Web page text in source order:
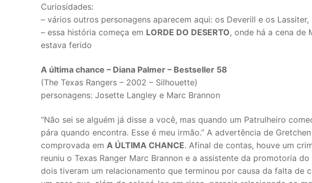
Curiosidades:
– vários outros personagens aparecem aqui: os Deverill e os Lassiter,
– essa história começa em LORDE DO DESERTO, onde há a cena de
estava ferido
A última chance – Diana Palmer – Bestseller 58
(The Texas Rangers – 2002 – Silhouette)
personagens: Josette Langley e Marc Brannon
“Não sei se alguém já disse a você, mas quando um Patrulheiro
pára quando encontra. Esse é meu irmão.” A advertência de
comprovada em A ÚLTIMA CHANCE. Afinal de contas, houve um
reuniu o Texas Ranger Marc Brannon e a assistente da promotoria
dois tiveram um relacionamento que terminou por causa da falta de